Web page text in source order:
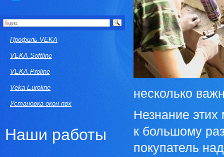
несколько
Незнание
к большому
покупатель
Профиль VEKA
VEKA Softline
VEKA Proline
Veka Euroline
Установка окон пвх
Наши работы